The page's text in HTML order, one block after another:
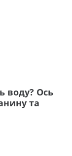
воду? Ось
та